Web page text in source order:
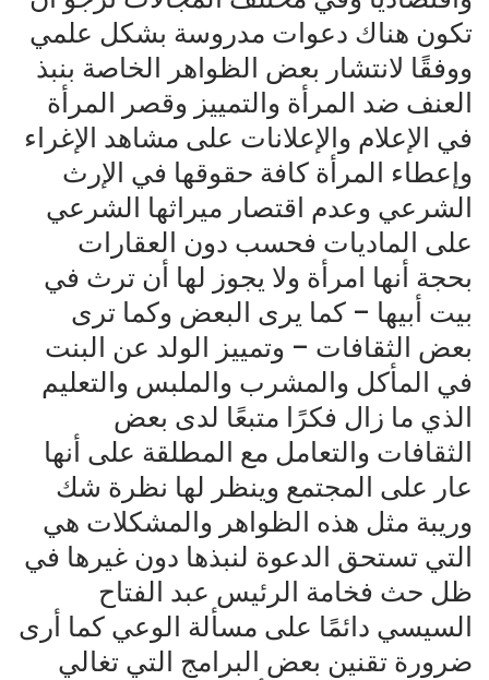
تكون هناك دعوات مدروسة بشكل علمي
ووفقًا لانتشار بعض الظواهر الخاصة بنبذ
العنف ضد المرأة والتمييز وقصر المرأة
في الإعلام والإعلانات على مشاهد الإغراء
وإعطاء المرأة كافة حقوقها في الإرث
الشرعي وعدم اقتصار ميراثها الشرعي
على الماديات فحسب دون العقارات
بحجة أنها امرأة ولا يجوز لها أن ترث في
بيت أبيها – كما يرى البعض وكما ترى
بعض الثقافات – وتمييز الولد عن البنت
في المأكل والمشرب والملبس والتعليم
الذي ما زال فكرًا متبعًا لدى بعض
الثقافات والتعامل مع المطلقة على أنها
عار على المجتمع وينظر لها نظرة شك
وريبة مثل هذه الظواهر والمشكلات هي
التي تستحق الدعوة لنبذها دون غيرها في
ظل حث فخامة الرئيس عبد الفتاح
السيسي دائمًا على مسألة الوعي كما أرى
ضرورة تقنين بعض البرامج التي تغالي